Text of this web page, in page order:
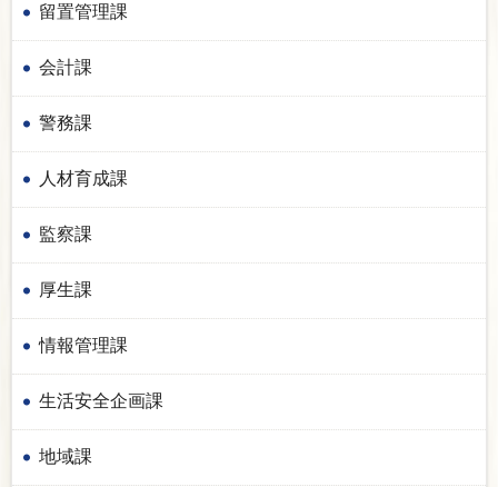
留置管理課
会計課
警務課
人材育成課
監察課
厚生課
情報管理課
生活安全企画課
地域課